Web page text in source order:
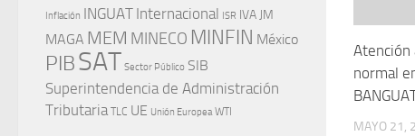
Atención
normal
MAYO 21,
Inflación INGUAT Internacional ISR IVA JM
MAGA MEM MINECO MINFIN México
PIBSAT Sector Público SIB
Superintendencia de Administración
Tributaria TLC UE Unión Europea WTI